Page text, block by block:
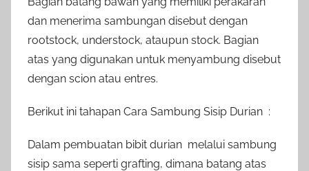
dan menerima sambungan disebut dengan
rootstock, understock, ataupun stock. Bagian
atas yang digunakan untuk menyambung disebut
dengan scion atau entres.
Berikut ini tahapan Cara Sambung Sisip Durian :
Dalam pembuatan bibit durian melalui sambung
sisip sama seperti grafting, dimana batang atas